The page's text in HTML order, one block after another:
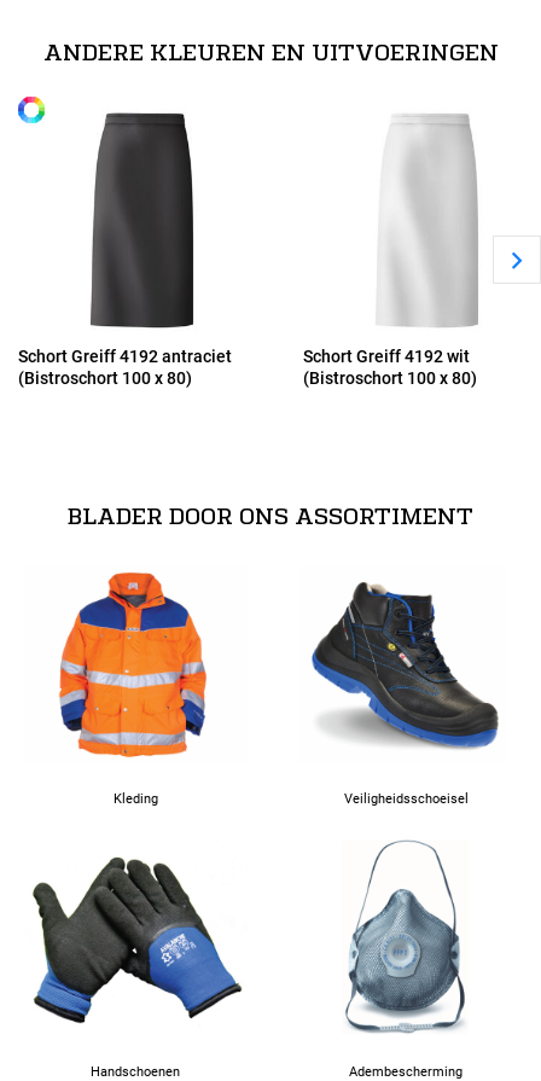
ANDERE KLEUREN EN UITVOERINGEN
Schort Greiff 4192 antraciet
(Bistroschort 100 x 80)
Schort Greiff 4192 wit
(Bistroschort 100 x 80)
BLADER DOOR ONS ASSORTIMENT
Kleding Veiligheidsschoeisel
Handschoenen Adembescherming